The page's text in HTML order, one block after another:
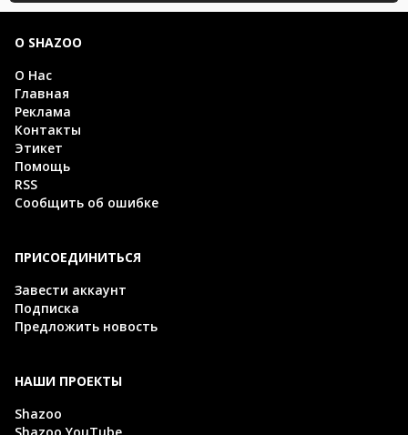
О SHAZOO
О Нас
Главная
Реклама
Контакты
Этикет
Помощь
RSS
Сообщить об ошибке
ПРИСОЕДИНИТЬСЯ
Завести аккаунт
Подписка
Предложить новость
НАШИ ПРОЕКТЫ
Shazoo